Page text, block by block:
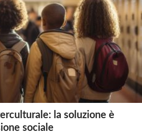
la soluzione è
sociale